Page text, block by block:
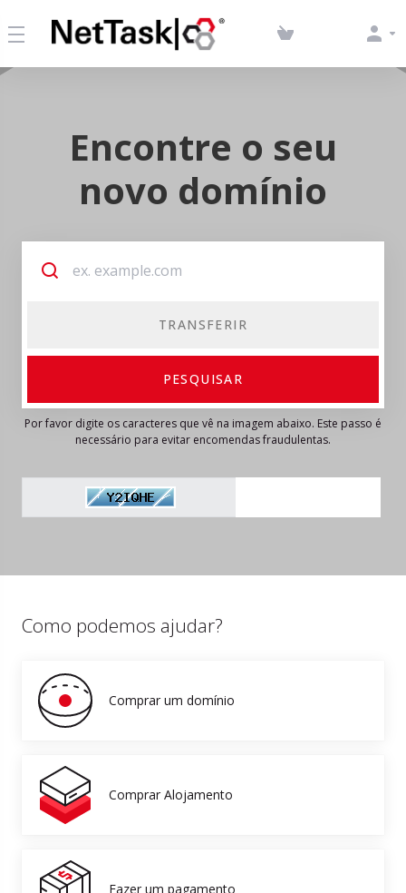
Encontre o seu
novo domínio
Por favor digite os caracteres que vê na imagem abaixo. Este passo é
necessário para evitar encomendas fraudulentas.
Como podemos ajudar?
Comprar um domínio
Comprar Alojamento
Fazer um pagamento